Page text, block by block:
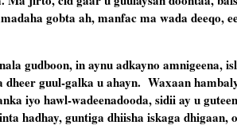
gobta ah, manfac ma wada deeqo,
gudboon, in aynu adkayno amnigeena,
dheer guul-galka u ahayn. Waxaan
iyo hawl-wadeenadooda, sidii ay u
hadhay, guntiga dhiisha iskaga dhigaan,